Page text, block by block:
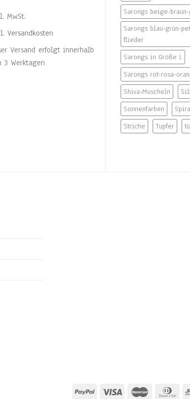
Sarongs beige-
Sarongs blau-grün-
flieder
Sarongs in Größe L
Sarongs rot-rosa-
Shiva-Muscheln
Sonnenfarben
Striche
Tupfer
MwSt.
Versandkosten
Versand erfolgt innerhalb
3 Werktagen
Ring massiv Silber,
gekantet, glatte
22,80€–
inkl. MwSt / zzgl. Versand
inkl. MwSt.
zzgl.Versandkosten
unser Versand erfolgt
von 3 Werktagen